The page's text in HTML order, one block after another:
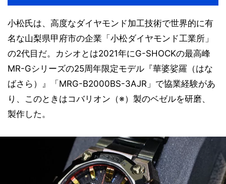
小松氏は、高度なダイヤモンド加工技術で世界的に有
名な山梨県甲府市の企業「小松ダイヤモンド工業所」
の2代目だ。カシオとは2021年にG-SHOCKの最高峰
MR-Gシリーズの25周年限定モデル『華婆娑羅（はな
ばさら）』「MRG-B2000BS-3AJR」で協業経験があ
り、このときはコバリオン（※）製のベゼルを研磨、
製作した。